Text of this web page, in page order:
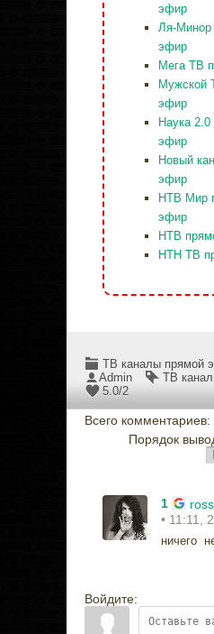
эфир
Ля-
эфир
Мега ТВ
Мужской
эфир
Наука
эфир
Новый
эфир
НТВ Мир
эфир
НТВ
НТН ТВ
ТВ каналы прямой
Admin
ТВ
5.0/2
Всего комментариев:
Порядок
1
• 11:11,
ничего
Войдите: